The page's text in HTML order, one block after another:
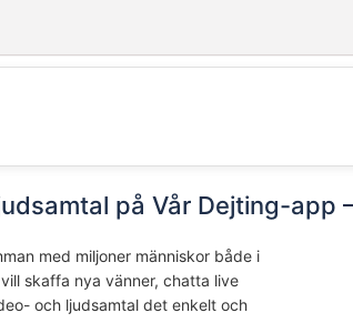
på Vår Dejting-app
med miljoner människor både i
skaffa nya vänner, chatta live
och ljudsamtal det enkelt och